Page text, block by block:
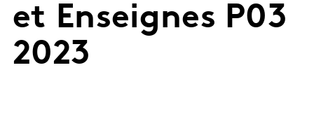
et Enseignes P03
2023